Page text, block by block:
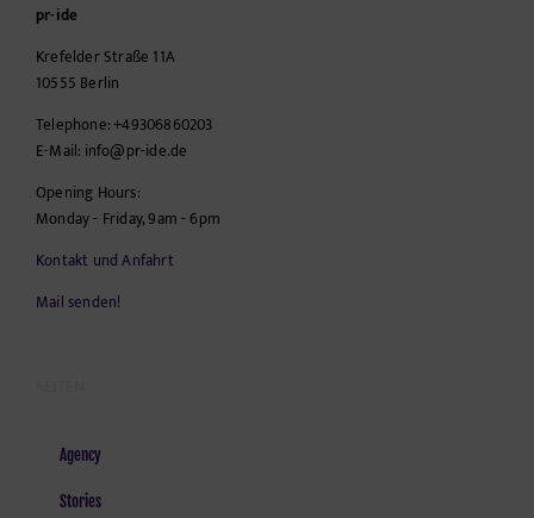
pr-ide
Krefelder Straße 11A
10555 Berlin
Telephone:+49306860203
E-Mail: info@pr-ide.de
Opening Hours:
Monday - Friday, 9am - 6pm
Kontakt und Anfahrt
Mail senden!
Agency
Stories